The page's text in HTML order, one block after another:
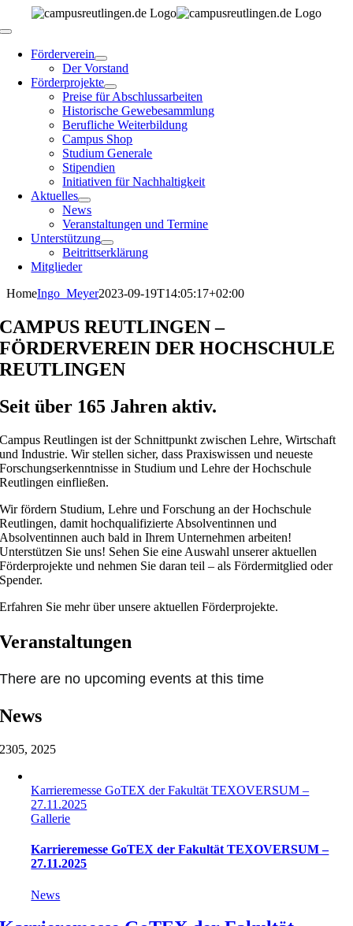
Inhalt
Toggle
NavigationFörderverein
Der Vorstand
Förderprojekte
Preise für Abschlussarbeiten
Historische Gewebesammlung
Berufliche Weiterbildung
Campus Shop
Studium Generale
Stipendien
Initiativen für Nachhaltigkeit
Aktuelles
News
Veranstaltungen und Termine
Unterstützung
Beitrittserklärung
Mitglieder
HomeIngo_Meyer2023-09-19T14:05:17+02:00
CAMPUS REUTLINGEN –
FÖRDERVEREIN DER HOCHSCHULE
REUTLINGEN
Seit über 165 Jahren aktiv.
Campus Reutlingen ist der Schnittpunkt zwischen Lehre, Wirtschaft
und Industrie. Wir stellen sicher, dass Praxiswissen und neueste
Forschungserkenntnisse in Studium und Lehre der Hochschule
Reutlingen einfließen.
Wir fördern Studium, Lehre und Forschung an der Hochschule
Reutlingen, damit hochqualifizierte Absolventinnen und
Absolventinnen auch bald in Ihrem Unternehmen arbeiten!
Unterstützen Sie uns! Sehen Sie eine Auswahl unserer aktuellen
Förderprojekte und nehmen Sie daran teil – als Fördermitglied oder
Spender.
Erfahren Sie mehr über unsere aktuellen Förderprojekte.
Veranstaltungen
There are no upcoming events at this time
News
2305, 2025
Karrieremesse GoTEX der Fakultät TEXOVERSUM –
27.11.2025
Gallerie
Karrieremesse GoTEX der Fakultät TEXOVERSUM –
27.11.2025
News